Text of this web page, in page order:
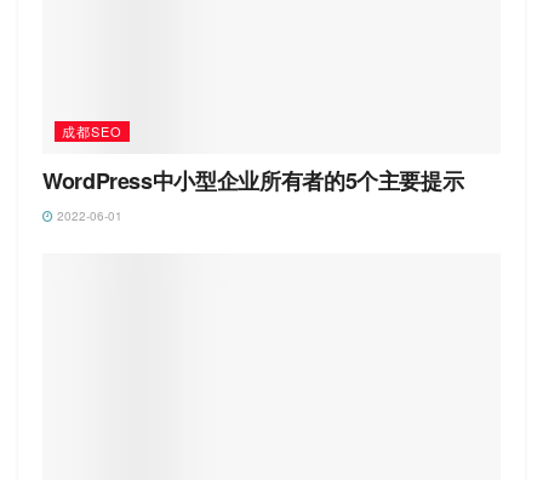
成都SEO
WordPress中小型企业所有者的5个主要提示
2022-06-01